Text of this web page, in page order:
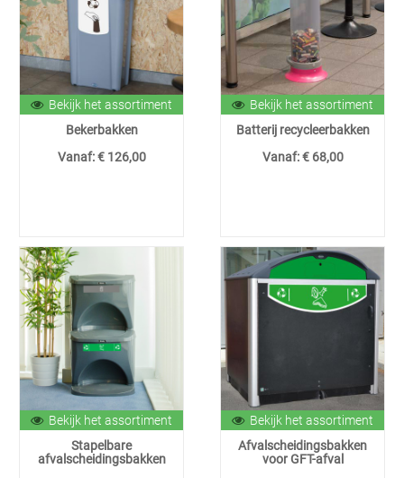
Bekijk het assortiment
Bekerbakken
Vanaf:€ 126,00
Bekijk het assortiment
Batterij recycleerbakken
Vanaf:€ 68,00
Bekijk het assortiment
Stapelbare
afvalscheidingsbakken
Bekijk het assortiment
Afvalscheidingsbakken
voor GFT-afval